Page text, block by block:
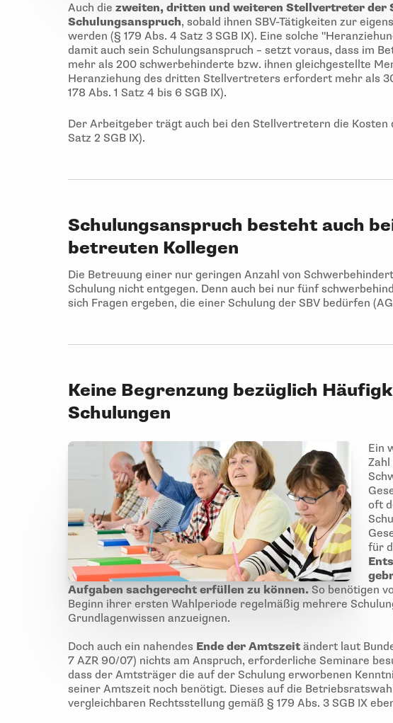
Auch die zweiten, dritten und weiteren Stellvertreter der
Schulungsanspruch, sobald ihnen SBV-Tätigkeiten zur
werden (§ 179 Abs. 4 Satz 3 SGB IX). Eine solche
damit auch sein Schulungsanspruch – setzt voraus, dass im
mehr als 200 schwerbehinderte bzw. ihnen gleichgestellte
Heranziehung des dritten Stellvertreters erfordert mehr als
178 Abs. 1 Satz 4 bis 6 SGB IX).
Der Arbeitgeber trägt auch bei den Stellvertretern die Kosten
Satz 2 SGB IX).
Schulungsanspruch besteht auch
betreuten Kollegen
Die Betreuung einer nur geringen Anzahl von
Schulung nicht entgegen. Denn auch bei nur fünf
sich Fragen ergeben, die einer Schulung der SBV bedürfen
Keine Begrenzung bezüglich
Schulungen
Ein
oft
für
Aufgaben sachgerecht erfüllen zu können. So benötigen
Beginn ihrer ersten Wahlperiode regelmäßig mehrere
Grundlagenwissen anzueignen.
Doch auch ein nahendes Ende der Amtszeit ändert laut
7 AZR 90/07) nichts am Anspruch, erforderliche Seminare
dass der Amtsträger die auf der Schulung erworbenen
seiner Amtszeit noch benötigt. Dieses auf die
vergleichbaren Rechtsstellung gemäß § 179 Abs. 3 SGB IX